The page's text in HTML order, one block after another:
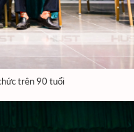
trên 90 tuổi